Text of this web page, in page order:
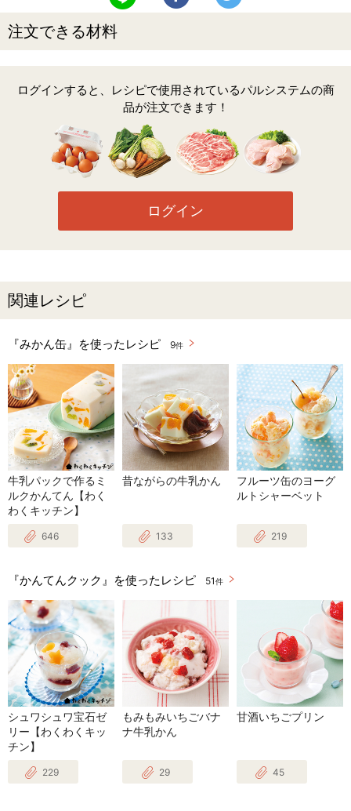
注文できる材料
ログインすると、レシピで使用されているパルシステムの商
品が注文できます！
ログイン
関連レシピ
『みかん缶』を使ったレシピ 9件
牛乳パックで作るミ
ルクかんてん【わく
わくキッチン】
646
昔ながらの牛乳かん
133
フルーツ缶のヨーグ
ルトシャーベット
219
『かんてんクック』を使ったレシピ 51 件
シュワシュワ宝石ゼ
リー【わくわくキッ
チン】
229
もみもみいちごバナ
ナ牛乳かん
29
甘酒いちごプリン
45